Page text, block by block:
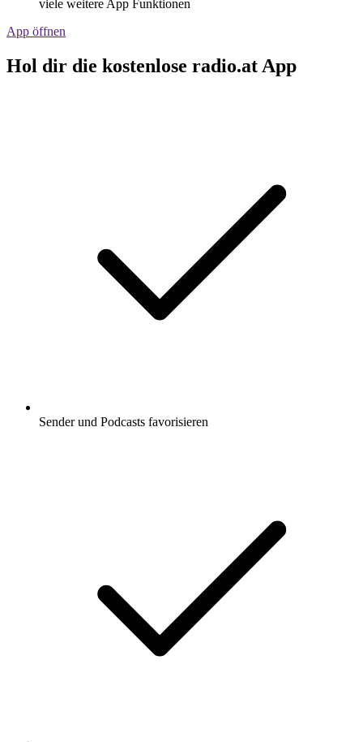
viele weitere App Funktionen
App öffnen
Hol dir die kostenlose radio.at App
Sender und Podcasts favorisieren